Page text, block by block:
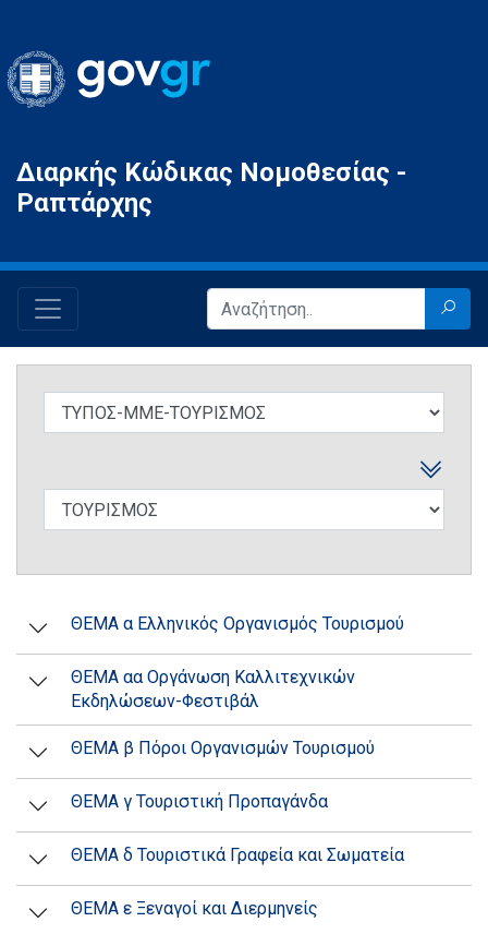
Gov.gr
Διαρκής Κώδικας Νομοθεσίας -
Ραπτάρχης
ΘΕΜΑ α Ελληνικός Οργανισμός Τουρισμού
ΘΕΜΑ αα Οργάνωση Καλλιτεχνικών
Εκδηλώσεων-Φεστιβάλ
ΘΕΜΑ β Πόροι Οργανισμών Τουρισμού
ΘΕΜΑ γ Τουριστική Προπαγάνδα
ΘΕΜΑ δ Τουριστικά Γραφεία και Σωματεία
ΘΕΜΑ ε Ξεναγοί και Διερμηνείς